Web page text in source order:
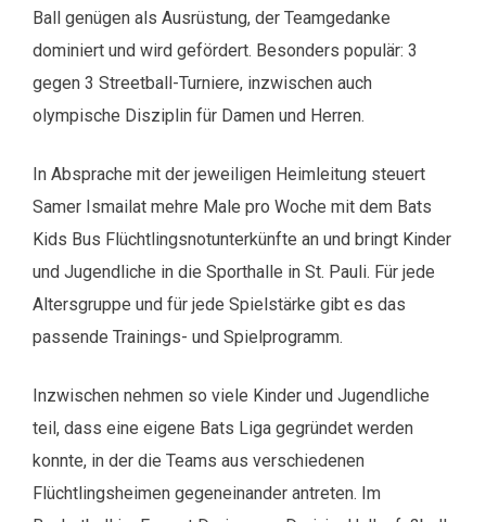
Ball genügen als Ausrüstung, der Teamgedanke
dominiert und wird gefördert. Besonders populär: 3
gegen 3 Streetball-Turniere, inzwischen auch
olympische Disziplin für Damen und Herren.
In Absprache mit der jeweiligen Heimleitung steuert
Samer Ismailat mehre Male pro Woche mit dem Bats
Kids Bus Flüchtlingsnotunterkünfte an und bringt Kinder
und Jugendliche in die Sporthalle in St. Pauli. Für jede
Altersgruppe und für jede Spielstärke gibt es das
passende Trainings- und Spielprogramm.
Inzwischen nehmen so viele Kinder und Jugendliche
teil, dass eine eigene Bats Liga gegründet werden
konnte, in der die Teams aus verschiedenen
Flüchtlingsheimen gegeneinander antreten. Im